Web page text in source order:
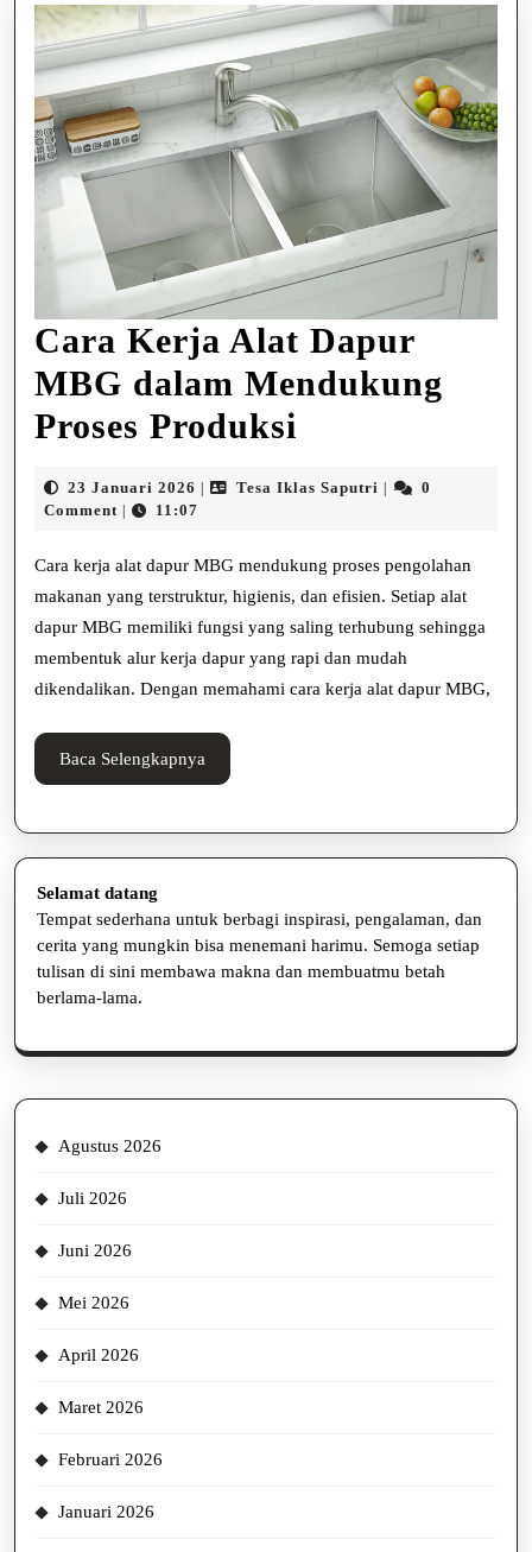
Cara Kerja Alat Dapur
MBG dalam Mendukung
Proses Produksi
Alat
Dapur
MBG
dalam
Mendukung
23 Januari 2026 23
Januari
| Tesa Iklas Saputri Tesa
|
0
Comment | 11:07
Cara kerja alat dapur MBG mendukung proses pengolahan
makanan yang terstruktur, higienis, dan efisien. Setiap alat
dapur MBG memiliki fungsi yang saling terhubung sehingga
membentuk alur kerja dapur yang rapi dan mudah
dikendalikan. Dengan memahami cara kerja alat dapur MBG,
Baca Selengkapnya
Selengkapnya
Selamat datang
Tempat sederhana untuk berbagi inspirasi, pengalaman, dan
cerita yang mungkin bisa menemani harimu. Semoga setiap
tulisan di sini membawa makna dan membuatmu betah
berlama-lama.
Agustus 2026
Juli 2026
Juni 2026
Mei 2026
April 2026
Maret 2026
Februari 2026
Januari 2026